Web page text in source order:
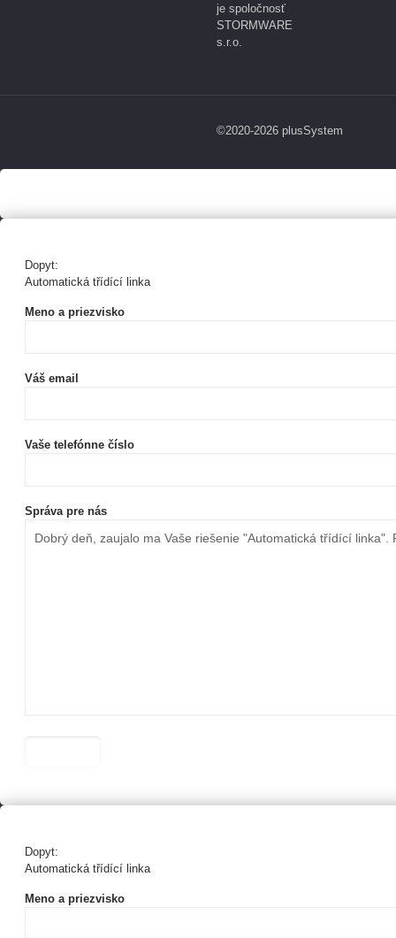
je spoločnosť
STORMWARE
s.r.o.
©2020-2026 plusSystem
Dopyt:
Automatická třídící linka
Meno a priezvisko
Váš email
Vaše telefónne číslo
Správa pre nás
Dopyt:
Automatická třídící linka
Meno a priezvisko